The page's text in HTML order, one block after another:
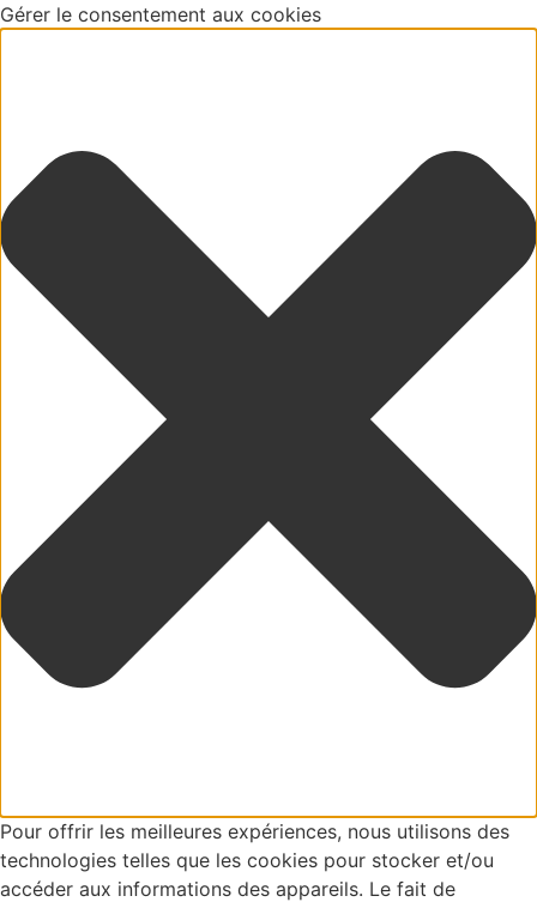
Gérer le consentement aux cookies
Pour offrir les meilleures expériences, nous utilisons des
technologies telles que les cookies pour stocker et/ou
accéder aux informations des appareils. Le fait de